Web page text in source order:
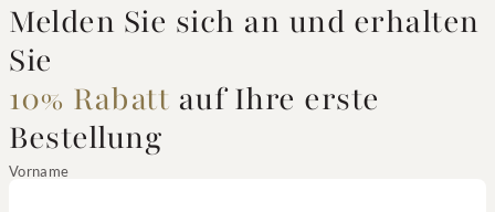
Melden Sie sich an und erhalten
Sie
10% Rabatt auf Ihre erste
Bestellung
Vorname